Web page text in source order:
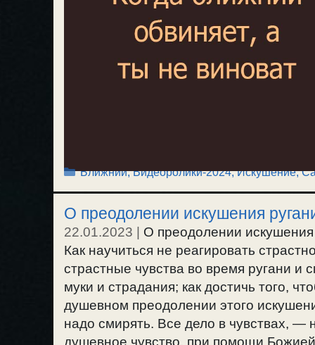
Рубрики
Ближний,Видеоролики-2024,Искушение,
О преодолении искушения
22.01.2023 | О преодолении
Как научиться не реагировать
страстные чувства во время ругани и
муки и страдания; как достичь того,
душевном преодолении этого
надо смирять. Все дело в чувствах, —
душевное чувство, при помощи